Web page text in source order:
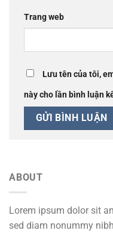
Trang web
Lưu tên của tôi,
này cho lần bình luận
ABOUT
Lorem ipsum dolor sit
sed diam nonummy